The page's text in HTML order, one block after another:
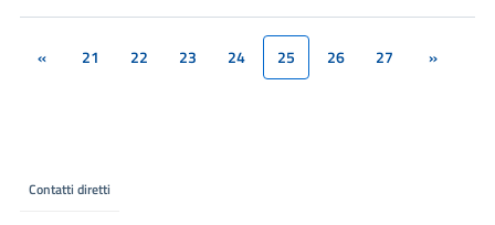
« 21 22 23 24 25(current)
26 27 »
Contatti diretti